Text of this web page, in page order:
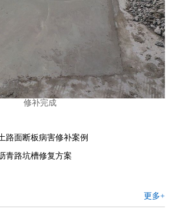
修补完成
路面断板病害修补案例
青路坑槽修复方案
更多+